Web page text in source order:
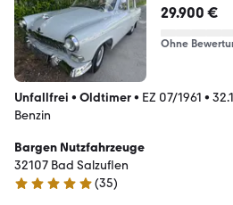
29.900 €
Ohne
Unfallfrei • Oldtimer• EZ 07/1961 •
Benzin
Bargen Nutzfahrzeuge
32107 Bad Salzuflen
5 Sterne
(35)